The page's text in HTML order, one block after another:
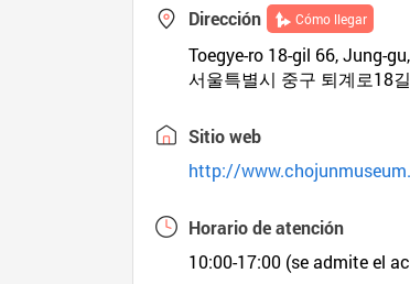
Dirección Cómo llegar
Toegye-ro 18-gil 66, Jung-
서울특별시 중구 퇴계로18
Sitio web
http://
Horario de atención
10:00-17:00 (se admite el